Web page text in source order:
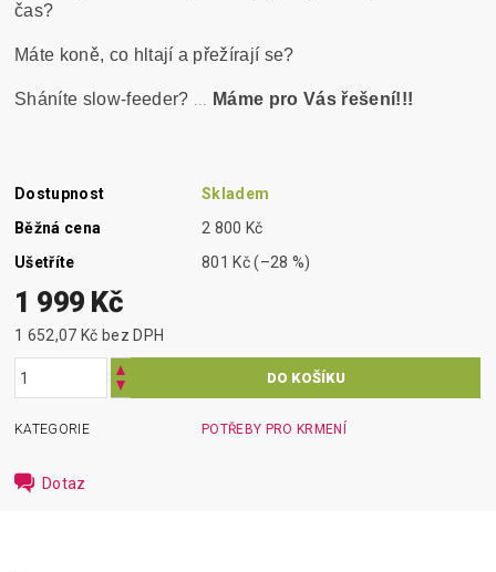
čas?
Máte koně, co hltají a přežírají se?
Sháníte slow-feeder? ... Máme pro Vás řešení!!!
Dostupnost
Skladem
Běžná cena
2 800 Kč
Ušetříte
801 Kč(–28 %)
1 999 Kč
1 652,07 Kč bez DPH
KATEGORIE POTŘEBY PRO KRMENÍ
Dotaz